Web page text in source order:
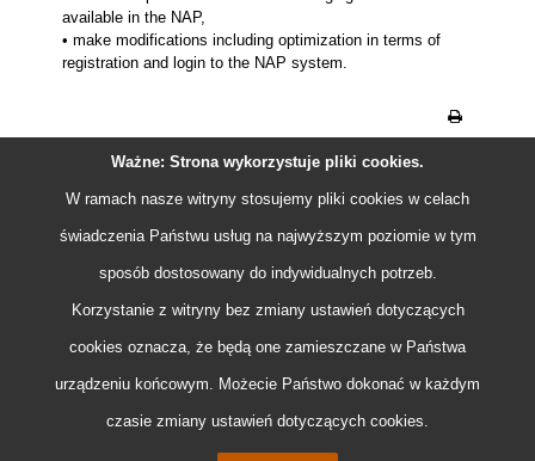
available in the NAP,
• make modifications including optimization in terms of
registration and login to the NAP system.
Ważne: Strona wykorzystuje pliki cookies.
W ramach nasze witryny stosujemy pliki cookies w celach
świadczenia Państwu usług na najwyższym poziomie w tym
sposób dostosowany do indywidualnych potrzeb.
Korzystanie z witryny bez zmiany ustawień dotyczących
cookies oznacza, że będą one zamieszczane w Państwa
urządzeniu końcowym. Możecie Państwo dokonać w każdym
czasie zmiany ustawień dotyczących cookies.